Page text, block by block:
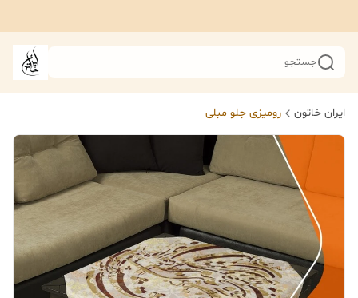
جستجو
ایران خاتون رومیزی جلو مبلی